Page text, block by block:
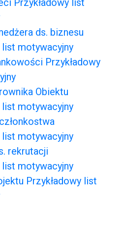
Przykładowy list
ds. biznesu
list motywacyjny
Przykładowy
Obiektu
list motywacyjny
list motywacyjny
rekrutacji
list motywacyjny
Przykładowy list